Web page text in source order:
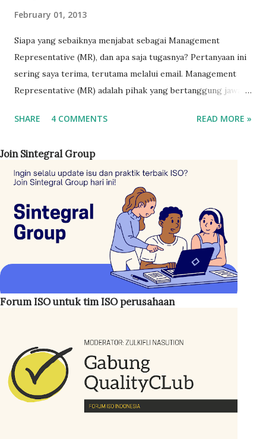
February 01, 2013
Siapa yang sebaiknya menjabat sebagai Management
Representative (MR), dan apa saja tugasnya? Pertanyaan ini
sering saya terima, terutama melalui email. Management
Representative (MR) adalah pihak yang bertanggung jawab
9001 di perusahaan. Perannya adalah mengoordinasikan
dengan persyaratan standar. Standar ISO 9001 sendiri tidak
menetapkan kriteria khusus mengenai siapa yang harus
menjabat sebagai MR. Namun, disarankan posisi ini
dipegang oleh personel dengan jabatan cukup tinggi,
seperti General Manager (GM) . Jika hal tersebut tidak
memungkinkan, manajemen setidaknya menunjuk seseorang
pada level manajer . Hal ini penting karena MR berperan
sebagai koordinator sekaligus penggerak implementasi
sistem mutu di perusahaan. ISO 45001:2018 Bahasa
Indonesia Adapun tugas-tugas Management Representative
ditetapkan, diterapkan, d...
SHARE 4 COMMENTS READ MORE »
Join Sintegral Group
Forum ISO untuk tim ISO perusahaan